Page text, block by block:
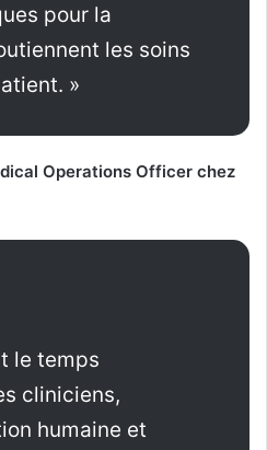
pour la
les soins
»
Operations Officer chez
le temps
cliniciens,
humaine et